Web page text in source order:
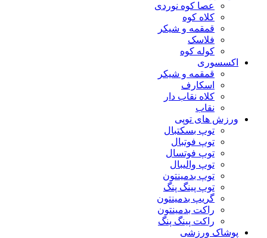
عصا کوه نوردی
کلاه کوه
قمقمه و شیکر
فلاسک
کوله کوه
اکسسوری
قمقمه و شیکر
اسکارف
کلاه نقاب دار
نقاب
ورزش های توپی
توپ بسکتبال
توپ فوتبال
توپ فوتسال
توپ والیبال
توپ بدمینتون
توپ پینگ پنگ
گریپ بدمینتون
راکت بدمینتون
راکت پینگ پنگ
پوشاک ورزشی